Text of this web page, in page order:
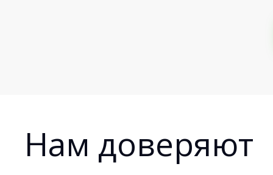
Нам доверяют